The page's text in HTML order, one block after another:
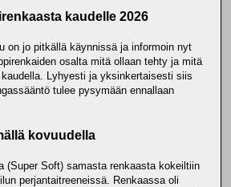
kaudelle 2026
on jo pitkällä käynnissä ja informoin nyt
osalta mitä ollaan tehty ja mitä
Lyhyesti ja yksinkertaisesti siis
tulee pysymään ennallaan
kovuudella
(Super Soft) samasta renkaasta kokeiltiin
perjantaitreeneissä. Renkaassa oli